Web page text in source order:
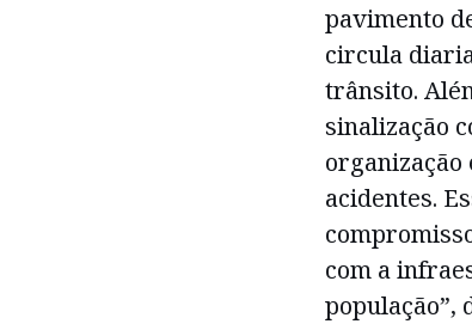
pavimento
circula
trânsito.
sinalização
acidentes.
com a
população”,